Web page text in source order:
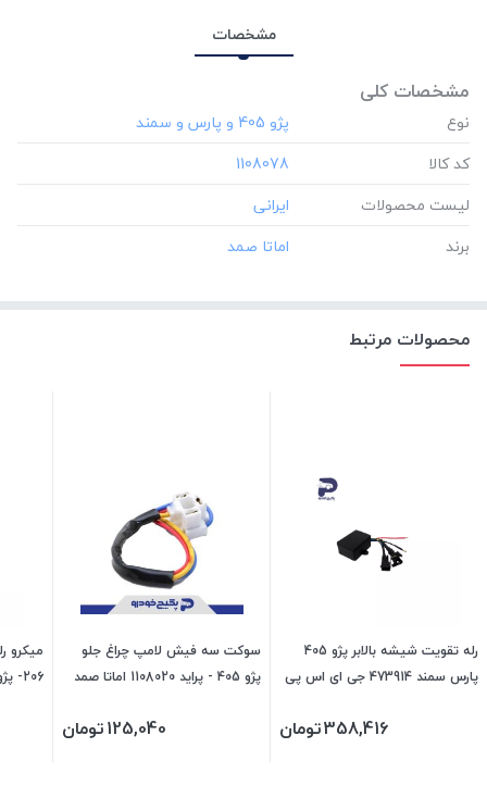
مشخصات
مشخصات کلی
نوع
کد کالا
‎1108078
لیست محصولات
برند
محصولات مرتبط
رله تقویت شیشه بالابر پژو 405
پارس سمند 473914 جی ای اس پی
358,416تومان
سوکت سه فیش لامپ چراغ جلو
پژو 405 - پراید 1108020 اماتا صمد
125,040تومان